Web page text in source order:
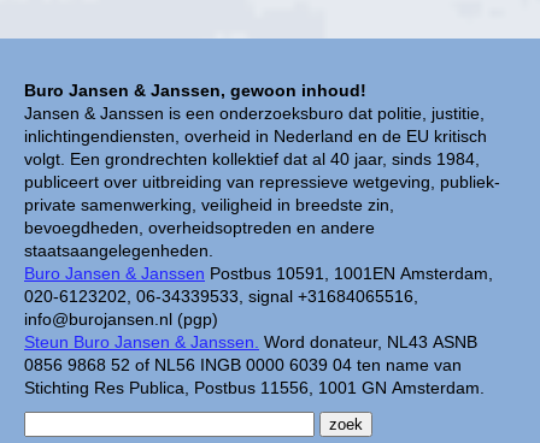
Buro Jansen & Janssen, gewoon inhoud!
Jansen & Janssen is een onderzoeksburo dat politie, justitie,
inlichtingendiensten, overheid in Nederland en de EU kritisch
volgt. Een grondrechten kollektief dat al 40 jaar, sinds 1984,
publiceert over uitbreiding van repressieve wetgeving, publiek-
private samenwerking, veiligheid in breedste zin,
bevoegdheden, overheidsoptreden en andere
staatsaangelegenheden.
Buro Jansen & Janssen Postbus 10591, 1001EN Amsterdam,
020-6123202, 06-34339533, signal +31684065516,
info@burojansen.nl (pgp)
Steun Buro Jansen & Janssen. Word donateur, NL43 ASNB
0856 9868 52 of NL56 INGB 0000 6039 04 ten name van
Stichting Res Publica, Postbus 11556, 1001 GN Amsterdam.